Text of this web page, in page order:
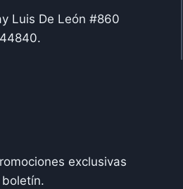
Luis De León #860
exclusivas